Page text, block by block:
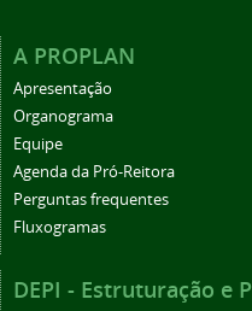
A PROPLAN
Apresentação
Organograma
Equipe
Agenda da Pró-Reitora
Perguntas frequentes
Fluxogramas
DEPI - Estruturação e